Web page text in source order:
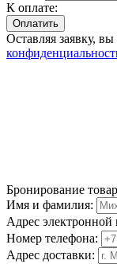
К оплате:
Оставляя заявку,
Бронирование
Имя и фамилия:
Адрес электронной
Номер телефона:
Адрес доставки: